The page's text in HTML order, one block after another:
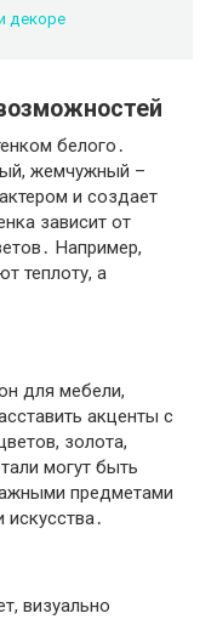
декоре
белого․
жемчужный –
и создает
зависит от
Например,
теплоту, а
для мебели,
акценты с
золота,
могут быть
предметами
визуально